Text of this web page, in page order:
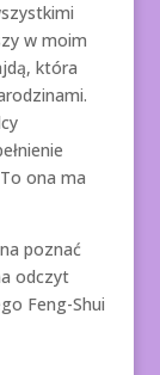
w moim
która
ona ma
poznać
odczyt
Feng-Shui